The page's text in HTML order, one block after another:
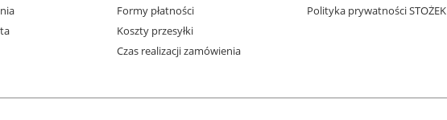
Formy płatności
Koszty przesyłki
Czas realizacji zamówienia
Polityka prywatności STOŻEK